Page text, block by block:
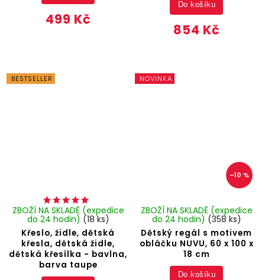
499 Kč
854 Kč
Do košíku
BESTSELLER
Křeslo, židle, dětská
křesla, dětská židle,
dětská křesílka - bavlna,
barva taupe
ZBOŽÍ NA SKLADĚ (expedice
do 24 hodin) (18 ks)
NOVINKA
–10 %
Dětský regál s motivem
obláčku NUVU, 60 x 100 x
18 cm
ZBOŽÍ NA SKLADĚ (expedice
do 24 hodin) (358 ks)
Do košíku